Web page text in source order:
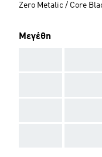
Zero Metalic / Core
Μεγέθη